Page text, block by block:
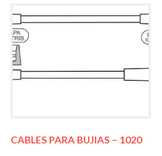
CABLES PARA BUJIAS – 1020